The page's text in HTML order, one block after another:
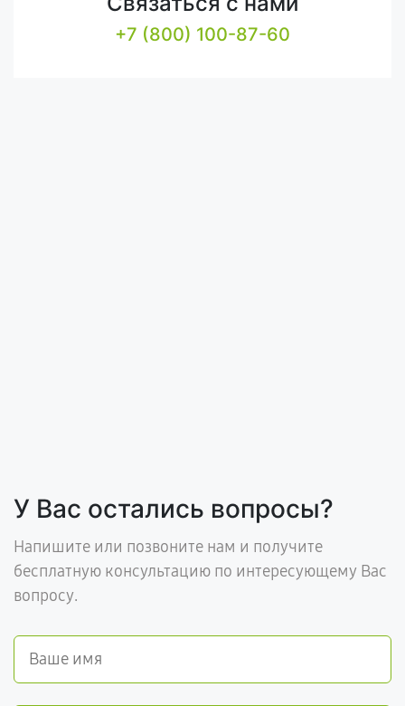
+7 (800) 100-87-60
У Вас остались вопросы?
Напишите или позвоните нам и получите
бесплатную консультацию по интересующему Вас
вопросу.